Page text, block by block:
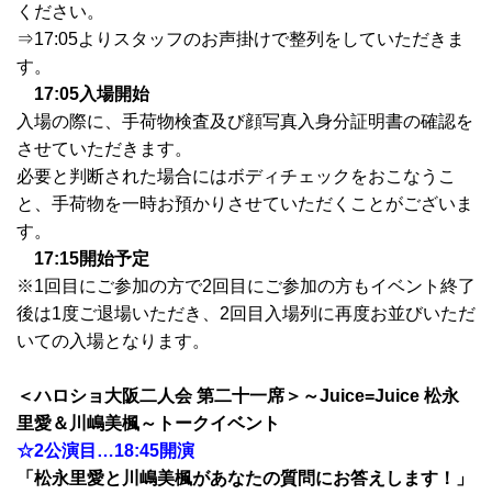
ください。
⇒17:05よりスタッフのお声掛けで整列をしていただきま
す。
17:05入場開始
入場の際に、手荷物検査及び顔写真入身分証明書の確認を
させていただきます。
必要と判断された場合にはボディチェックをおこなうこ
と、手荷物を一時お預かりさせていただくことがございま
す。
17:15開始予定
※1回目にご参加の方で2回目にご参加の方もイベント終了
後は1度ご退場いただき、2回目入場列に再度お並びいただ
いての入場となります。
＜ハロショ大阪二人会 第二十一席＞～Juice=Juice 松永
里愛＆川嶋美楓～トークイベント
☆2公演目…18:45開演
「松永里愛と川嶋美楓があなたの質問にお答えします！」